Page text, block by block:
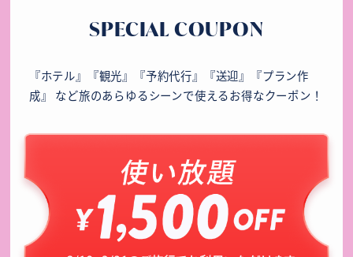
SPECIAL COUPON
『ホテル』『観光』『予約代行』『送迎』『プラン作
成』 など旅のあらゆるシーンで使えるお得なクーポン！